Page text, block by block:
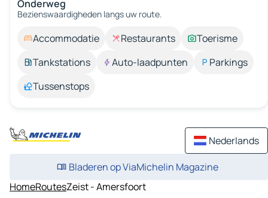
Onderweg
Bezienswaardigheden langs uw route.
Accommodatie Restaurants
Toerisme
Tankstations
Auto-laadpunten
Parkings
Tussenstops
Nederlands
Bladeren op ViaMichelin Magazine
HomeRoutesZeist - Amersfoort